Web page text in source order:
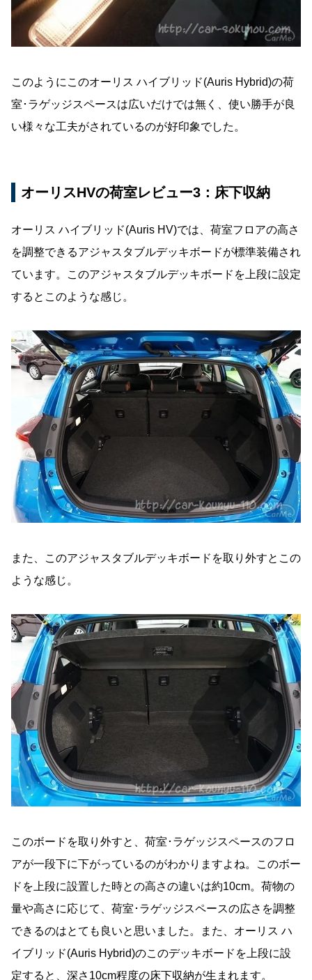
このようにこのオーリス ハイブリッド(Auris Hybrid)の荷
室･ラゲッジスペースは広いだけでは無く、使い勝手が良
い様々な工夫がされているのが好印象でした。
オーリスHVの荷室レビュー3：床下収納
オーリス ハイブリッド(Auris HV)では、荷室フロアの高さ
を調整できるアジャスタブルデッキボードが標準装備され
ています。このアジャスタブルデッキボードを上段に設定
するとこのような感じ。
また、このアジャスタブルデッキボードを取り外すとこの
ような感じ。
このボードを取り外すと、荷室･ラゲッジスペースのフロ
アが一段下に下がっているのがわかりますよね。このボー
ドを上段に設置した時との高さの違いは約10cm。荷物の
量や高さに応じて、荷室･ラゲッジスペースの広さを調整
できるのはとても良いと思いました。また、オーリス ハ
イブリッド(Auris Hybrid)のこのデッキボードを上段に設
定すると、深さ10cm程度の床下収納が生まれます。